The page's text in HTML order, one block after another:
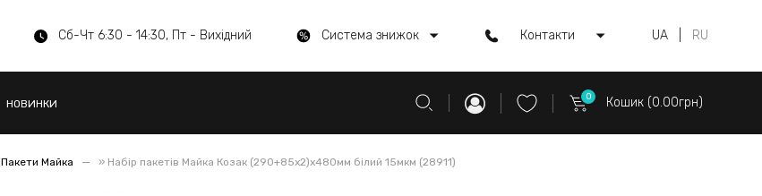
Сб-Чт 6:30 - 14:30, Пт - Вихідний Система знижок Контакти UA RU
НОВИНКИ
0 Кошик (0.00грн)
Пакети Майка » Набір пакетів Майка Козак (290+85x2)x480мм білий 15мкм (28911)